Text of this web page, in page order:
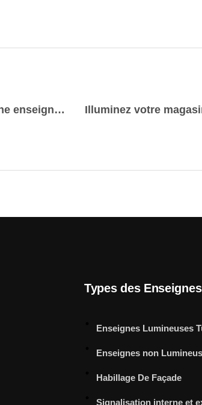
Optimiser la visibilité de votre entreprise grâce à une enseigne lumineuse personnalisée.
Types des Enseignes
Enseignes Lumineuses
Enseignes non
Habillage De Façade
Signalisation interne et